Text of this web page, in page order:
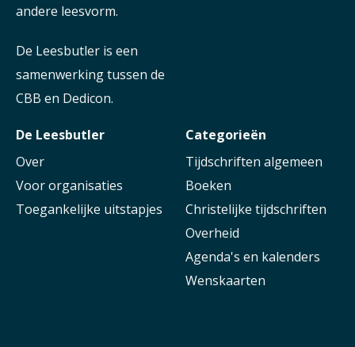
andere leesvorm.
De Leesbutler is een
samenwerking tussen de
CBB en Dedicon.
De Leesbutler
Over
Voor organisaties
Toegankelijke uitstapjes
Categorieën
Tijdschriften algemeen
Boeken
Christelijke tijdschriften
Overheid
Agenda's en kalenders
Wenskaarten